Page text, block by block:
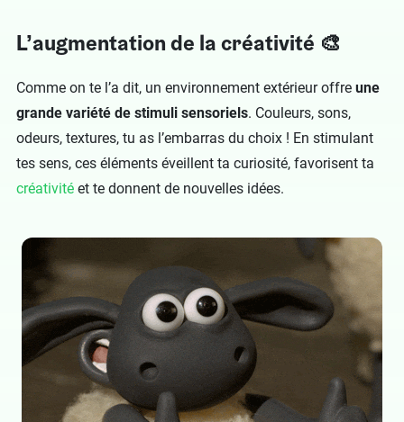
L’augmentation de la créativité 🎨
Comme on te l’a dit, un environnement extérieur offre une
grande variété de stimuli sensoriels. Couleurs, sons,
odeurs, textures, tu as l’embarras du choix ! En stimulant
tes sens, ces éléments éveillent ta curiosité, favorisent ta
créativité et te donnent de nouvelles idées.